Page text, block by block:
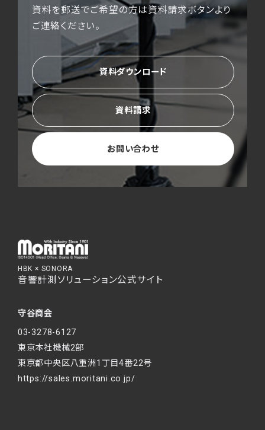
資料を郵送でご希望の方は資料請求ボタンより
ご連絡ください。
資料ダウンロード
資料請求
お問い合わせ
HBK × SONORA
音響計測ソリューション公式サイト
守谷商会
03-3278-6127
東京本社機械2部
東京都中央区八重洲1丁目4番22号
https://sales.moritani.co.jp/